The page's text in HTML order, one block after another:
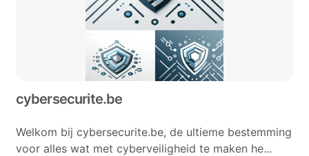
cybersecurite.be
Welkom bij cybersecurite.be, de ultieme bestemming
voor alles wat met cyberveiligheid te maken he...